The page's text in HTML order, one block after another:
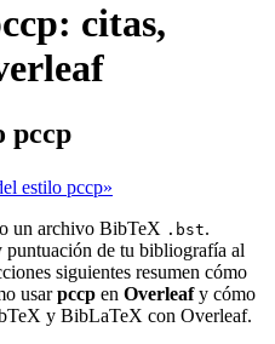
citas,
pccp
estilo pccp»
un archivo BibTeX .bst.
puntuación de tu bibliografía al
siguientes resumen cómo
usarpccp en Overleafy cómo
y BibLaTeX con Overleaf.